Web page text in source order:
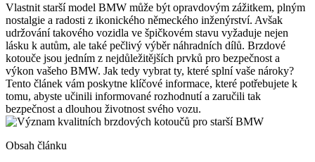
Vlastnit starší model BMW může být opravdovým zážitkem, plným
nostalgie a radosti z ikonického německého inženýrství. Avšak
udržování takového vozidla ve špičkovém stavu vyžaduje nejen
lásku k autům, ale také pečlivý výběr náhradních dílů. Brzdové
kotouče jsou jedním z nejdůležitějších prvků pro bezpečnost a
výkon vašeho BMW. Jak tedy vybrat ty, které splní vaše nároky?
Tento článek vám poskytne klíčové informace, které potřebujete k
tomu, abyste učinili informované rozhodnutí a zaručili tak
bezpečnost a dlouhou životnost svého vozu.
Obsah článku